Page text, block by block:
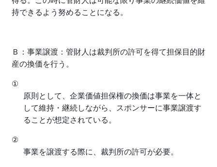
持できるよう努めることになる。
Ｂ：事業譲渡：管財人は裁判所の許可を得て担保目的財
産の換価を行う。
①
原則として、企業価値担保権の換価は事業を一体と
して維持・継続しながら、スポンサーに事業譲渡す
ることが想定されている。
②
事業を譲渡する際に、裁判所の許可が必要。